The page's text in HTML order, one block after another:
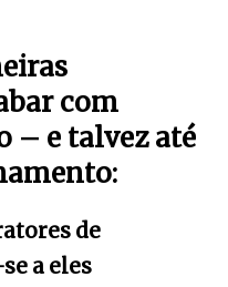
com
– e talvez até
de
a eles